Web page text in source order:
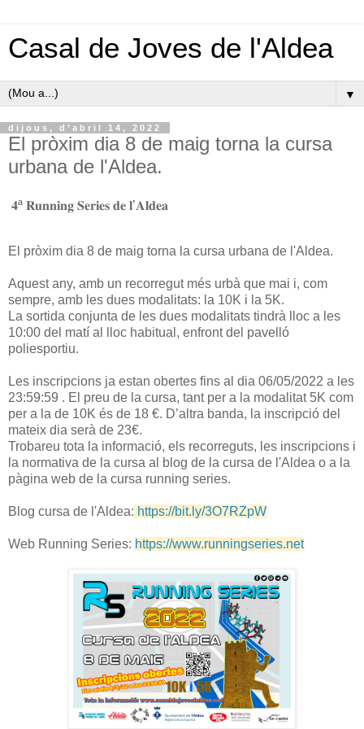
Casal de Joves de l'Aldea
▼
dijous, d’abril 14, 2022
El pròxim dia 8 de maig torna la cursa
urbana de l'Aldea.
𝟒ª 𝐑𝐮𝐧𝐧𝐢𝐧𝐠 𝐒𝐞𝐫𝐢𝐞𝐬 𝐝𝐞 𝐥’𝐀𝐥𝐝𝐞𝐚
El pròxim dia 8 de maig torna la cursa urbana de l'Aldea.
Aquest any, amb un recorregut més urbà que mai i, com
sempre, amb les dues modalitats: la 10K i la 5K.
La sortida conjunta de les dues modalitats tindrà lloc a les
10:00 del matí al lloc habitual, enfront del pavelló
poliesportiu.
Les inscripcions ja estan obertes fins al dia 06/05/2022 a les
23:59:59 . El preu de la cursa, tant per a la modalitat 5K com
per a la de 10K és de 18 €. D’altra banda, la inscripció del
mateix dia serà de 23€.
Trobareu tota la informació, els recorreguts, les inscripcions i
la normativa de la cursa al blog de la cursa de l'Aldea o a la
pàgina web de la cursa running series.
Blog cursa de l'Aldea: https://bit.ly/3O7RZpW
Web Running Series: https://www.runningseries.net